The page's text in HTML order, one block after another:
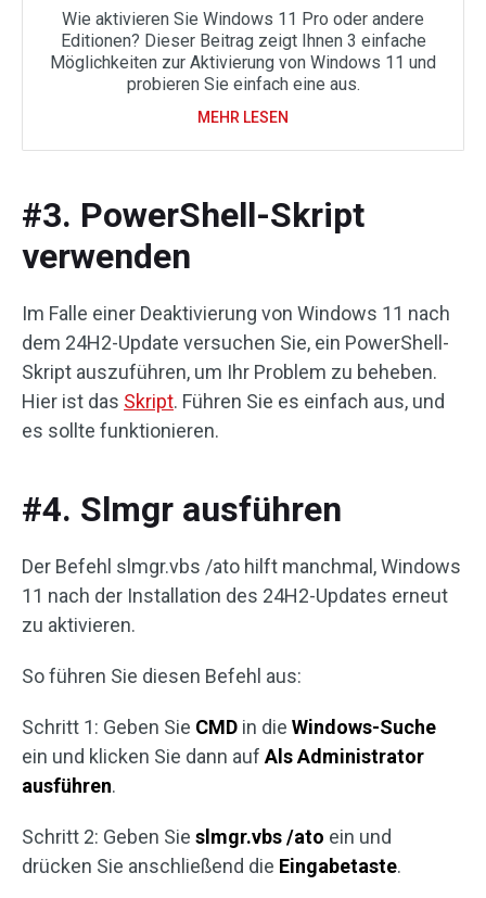
Wie aktivieren Sie Windows 11 Pro oder andere
Editionen? Dieser Beitrag zeigt Ihnen 3 einfache
Möglichkeiten zur Aktivierung von Windows 11 und
probieren Sie einfach eine aus.
MEHR LESEN
#3. PowerShell-Skript
verwenden
Im Falle einer Deaktivierung von Windows 11 nach
dem 24H2-Update versuchen Sie, ein PowerShell-
Skript auszuführen, um Ihr Problem zu beheben.
Hier ist das Skript. Führen Sie es einfach aus, und
es sollte funktionieren.
#4. Slmgr ausführen
Der Befehl slmgr.vbs /ato hilft manchmal, Windows
11 nach der Installation des 24H2-Updates erneut
zu aktivieren.
So führen Sie diesen Befehl aus:
Schritt 1: Geben Sie CMD in die Windows-Suche
ein und klicken Sie dann auf Als Administrator
ausführen.
Schritt 2: Geben Sie slmgr.vbs /ato ein und
drücken Sie anschließend die Eingabetaste.